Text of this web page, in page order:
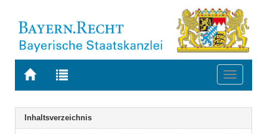
Zur
BAYERN.RECHT
Zur
letzten
Suche
Toggle
Navigation
Inhaltsverzeichnis